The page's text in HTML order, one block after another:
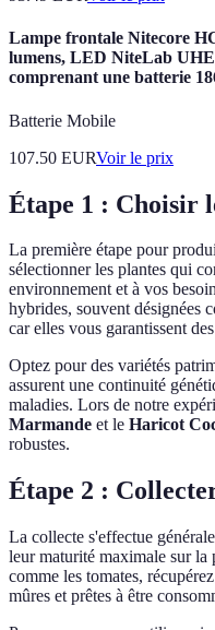
Lampe frontale Nitecore
lumens, LED NiteLab
comprenant une batterie
Batterie Mobile
107.50 EURVoir le prix
Étape 1 : Choisir
La première étape pour
sélectionner les plantes qui
environnement et à vos
hybrides, souvent désignées
car elles vous garantissent
Optez pour des variétés
assurent une continuité
maladies. Lors de notre
Marmande et le Haricot
robustes.
Étape 2 :
La collecte s'effectue
leur maturité maximale sur la
comme les tomates,
mûres et prêtes à être